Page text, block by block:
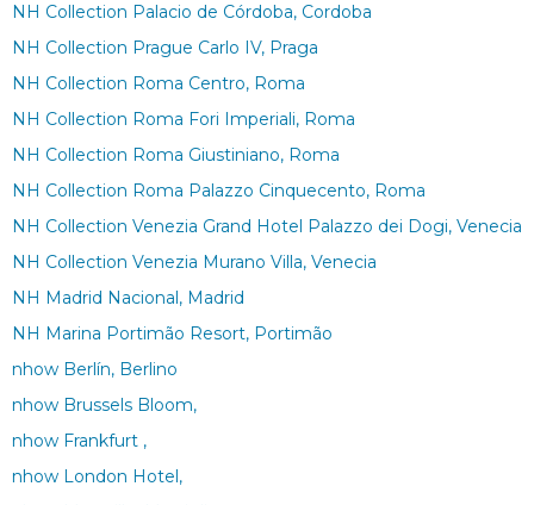
NH Collection Palacio de Córdoba, Cordoba
NH Collection Prague Carlo IV, Praga
NH Collection Roma Centro, Roma
NH Collection Roma Fori Imperiali, Roma
NH Collection Roma Giustiniano, Roma
NH Collection Roma Palazzo Cinquecento, Roma
NH Collection Venezia Grand Hotel Palazzo dei Dogi, Venecia
NH Collection Venezia Murano Villa, Venecia
NH Madrid Nacional, Madrid
NH Marina Portimão Resort, Portimão
nhow Berlín, Berlino
nhow Brussels Bloom,
nhow Frankfurt ,
nhow London Hotel,